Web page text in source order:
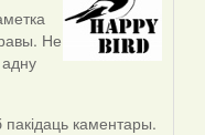
Не
пакідаць каментары.